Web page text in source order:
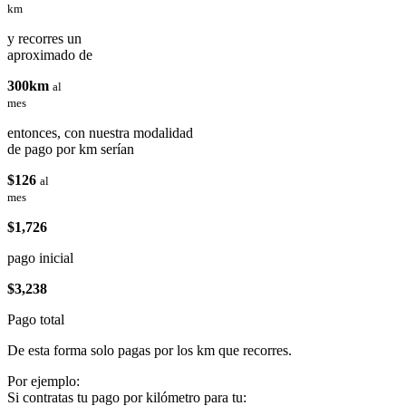
km
y recorres un
aproximado de
300km al
mes
entonces, con nuestra modalidad
de pago por km serían
$126 al
mes
$1,726
pago inicial
$3,238
Pago total
De esta forma solo pagas por los km que recorres.
Por ejemplo:
Si contratas tu pago por kilómetro para tu: